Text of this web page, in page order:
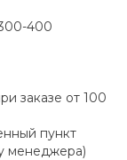
400
заказе от 100
пункт
менеджера)